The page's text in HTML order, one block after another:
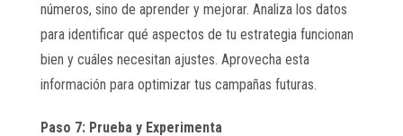
números, sino de aprender y mejorar. Analiza los datos
para identificar qué aspectos de tu estrategia funcionan
bien y cuáles necesitan ajustes. Aprovecha esta
información para optimizar tus campañas futuras.
Paso 7: Prueba y Experimenta